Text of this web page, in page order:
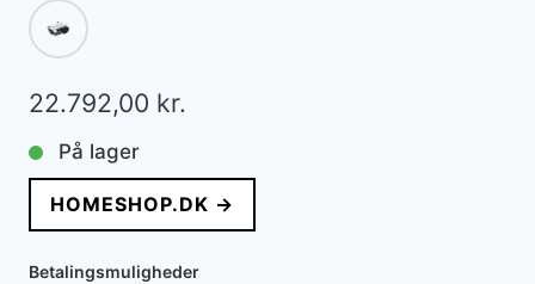
22.792,00 kr.
På lager
HOMESHOP.DK →
Betalingsmuligheder